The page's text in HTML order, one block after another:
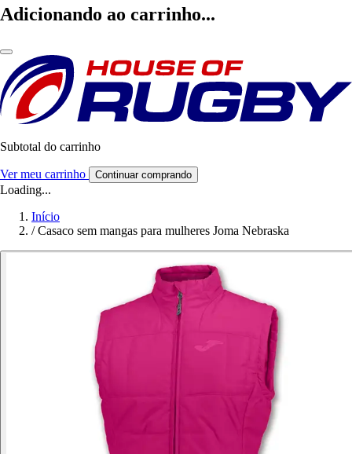
Adicionando ao carrinho...
Subtotal do carrinho
Ver meu carrinho Continuar comprando
Loading...
Início
/ Casaco sem mangas para mulheres Joma Nebraska